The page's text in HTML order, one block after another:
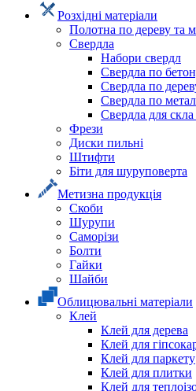
Розхідні матеріали
Полотна по дереву та
Свердла
Набори свердл
Свердла по
Свердла по
Свердла по
Свердла для
Фрези
Диски пильні
Штифти
Біти для шуруповерта
Метизна продукція
Скоби
Шурупи
Саморізи
Болти
Гайки
Шайби
Облицювальні матеріали
Клей
Клей для дерева
Клей для
Клей для паркету
Клей для плитки
Клей для